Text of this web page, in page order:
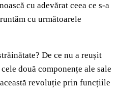
cu adevărat ceea ce s‑a
cu următoarele
De ce nu a reușit
două componențe ale sale
revoluție prin funcțiile